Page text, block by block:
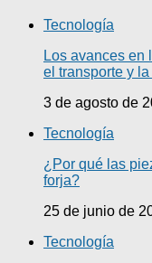
Tecnología
Los avances en
el transporte y
3 de agosto de
Tecnología
¿Por qué las
forja?
25 de junio de
Tecnología